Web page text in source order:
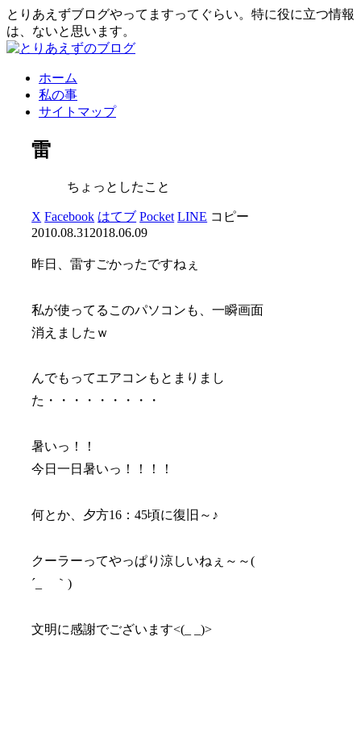
とりあえずブログやってますってぐらい。特に役に立つ情報
は、ないと思います。
ホーム
私の事
サイトマップ
雷
ちょっとしたこと
X Facebook はてブ Pocket LINE コピー
2010.08.31 2018.06.09
昨日、雷すごかったですねぇ
私が使ってるこのパソコンも、一瞬画面
消えましたｗ
んでもってエアコンもとまりまし
た・・・・・・・・・
暑いっ！！
今日一日暑いっ！！！！
何とか、夕方16：45頃に復旧～♪
クーラーってやっぱり涼しいねぇ～～(
´_ゝ｀)
文明に感謝でございます<(_ _)>